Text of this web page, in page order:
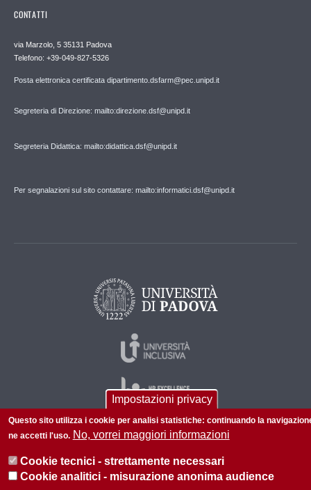
CONTATTI
via Marzolo, 5 35131 Padova
Telefono: +39-049-827-5326
Posta elettronica certificata dipartimento.dsfarm@pec.unipd.it
Segreteria di Direzione: mailto:direzione.dsf@unipd.it
Segreteria Didattica: mailto:didattica.dsf@unipd.it
Per segnalazioni sul sito contattare: mailto:informatici.dsf@unipd.it
Impostazioni privacy
Questo sito utilizza i cookie per analisi statistiche: continuando la
ne accetti l'uso. No, vorrei maggiori informazioni
Cookie tecnici - strettamente necessari
Cookie analitici - misurazione anonima audience